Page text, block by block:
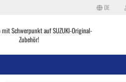
DE
Schwerpunkt auf SUZUKI-Original-
Zubehör!